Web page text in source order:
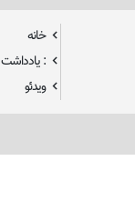
خانه
: یادداشت
ویدئو